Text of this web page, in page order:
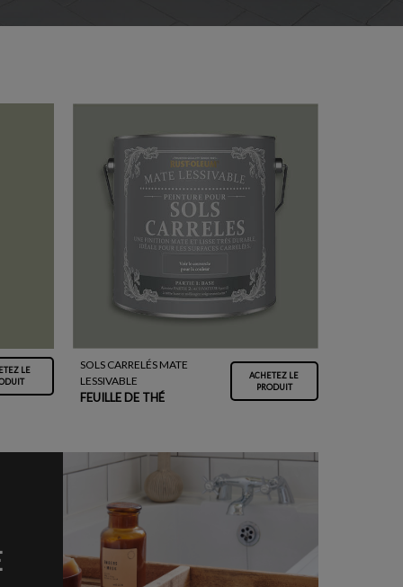
LE
SOLS CARRELÉS MATE
LESSIVABLE
FEUILLE DE THÉ
ACHETEZ LE
PRODUIT